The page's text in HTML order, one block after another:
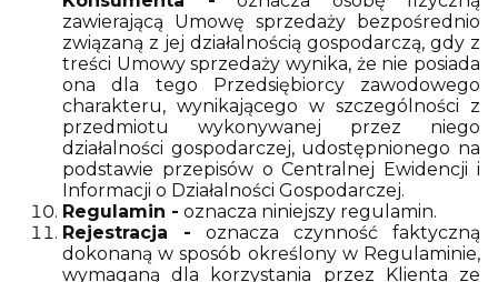
zawierającą Umowę sprzedaży bezpośrednio
związaną z jej działalnością gospodarczą, gdy z
treści Umowy sprzedaży wynika, że nie posiada
ona dla tego Przedsiębiorcy zawodowego
charakteru, wynikającego w szczególności z
przedmiotu wykonywanej przez niego
działalności gospodarczej, udostępnionego na
podstawie przepisów o Centralnej Ewidencji i
Informacji o Działalności Gospodarczej.
Regulamin - oznacza niniejszy regulamin.
Rejestracja - oznacza czynność faktyczną
dokonaną w sposób określony w Regulaminie,
wymaganą dla korzystania przez Klienta ze